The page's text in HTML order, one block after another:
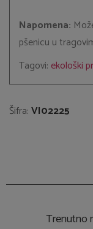
Napomena:
pšenicu u
Tagovi: ekološki
Šifra:VI02225
Trenutno